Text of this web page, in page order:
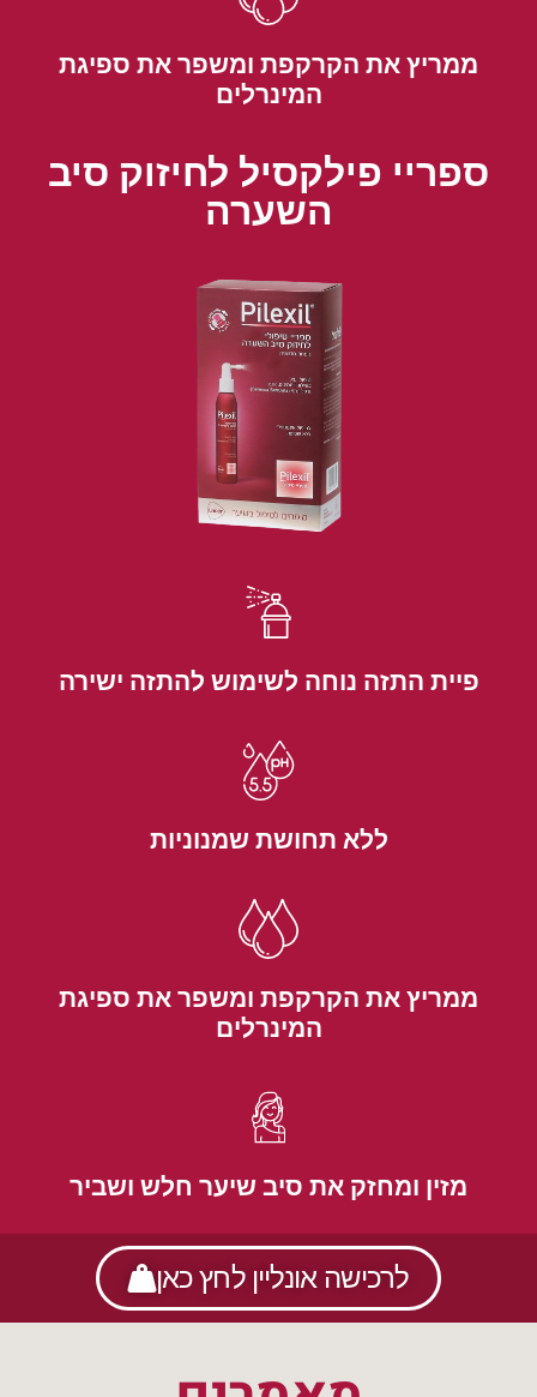
ממריץ את הקרקפת ומשפר את ספיגת
המינרלים
ספריי פילקסיל לחיזוק סיב
השערה
פיית התזה נוחה לשימוש להתזה ישירה
ללא תחושת שמנוניות
ממריץ את הקרקפת ומשפר את ספיגת
המינרלים
מזין ומחזק את סיב שיער חלש ושביר
לרכישה אונליין לחץ כאן